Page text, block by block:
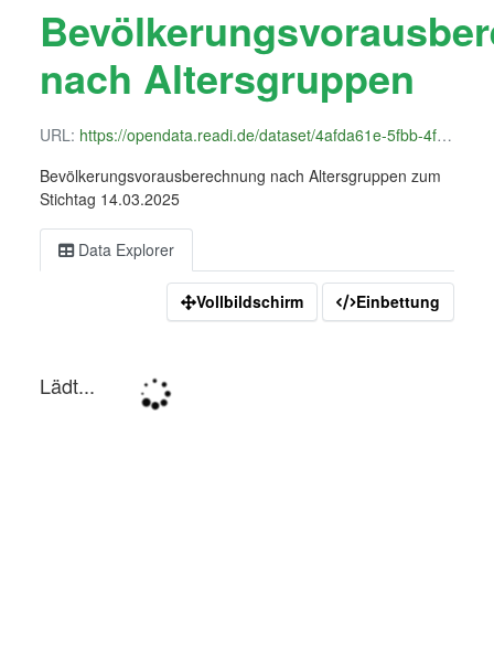
nach Altersgruppen
URL: https://opendata.readi.de/dataset/4afda61e-5fbb-4fa7-bc97-4eed7d10ce21/resource/ff76a3df-fb7f-4c17-8f93-6c69dd0650bd/download/bevolkerungsvorausberechnung_nach_altersgruppen.csv
Bevölkerungsvorausberechnung nach Altersgruppen zum
Stichtag 14.03.2025
Data Explorer
Vollbildschirm Einbettung